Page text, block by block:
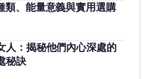
類、能量意義與實用選購
人：揭秘他們內心深處的
秘訣